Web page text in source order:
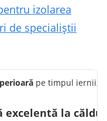
izolarea
de specialiștii
pe timpul iernii,
excelentă la